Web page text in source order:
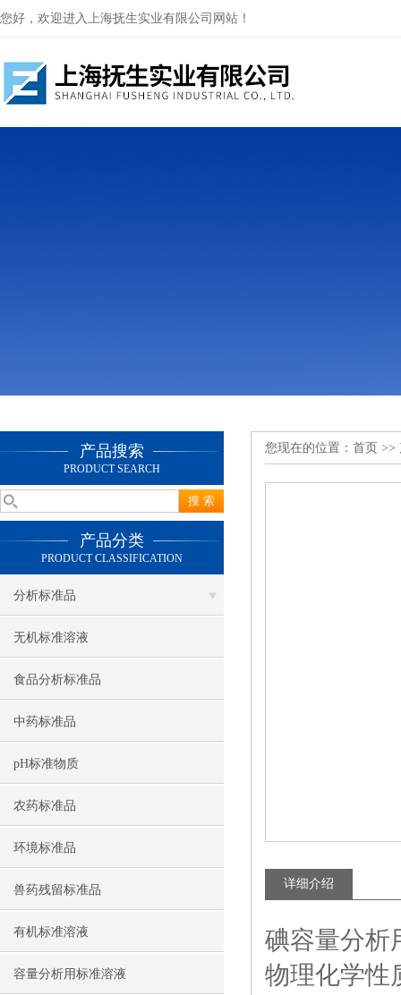
您好，欢迎进入上海抚生实业有限公司网站！
产品搜索
PRODUCT SEARCH
产品分类
PRODUCT CLASSIFICATION
分析标准品
无机标准溶液
食品分析标准品
中药标准品
pH标准物质
农药标准品
环境标准品
兽药残留标准品
有机标准溶液
容量分析用标准溶液
您现在的位置： 首页 >>
详细介绍
碘容量分析
物理化学性